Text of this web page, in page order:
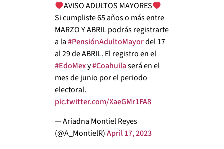
AVISO ADULTOS MAYORES
Si cumpliste 65 años o más entre
MARZO Y ABRIL podrás registrarte
a la#PensiónAdultoMayordel 17
al 29 de ABRIL. El registro en el
#EdoMexy#Coahuilaserá en el
mes de junio por el periodo
electoral.
pic.twitter.com/XaeGMr1FA8
— Ariadna Montiel Reyes
(@A_MontielR)April 17, 2023